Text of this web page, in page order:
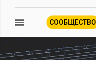
СООБЩЕСТВО